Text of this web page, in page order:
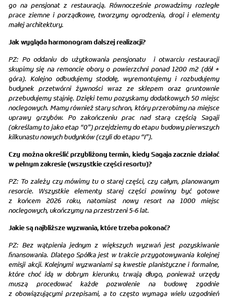
go na pensjonat z restauracją. Równocześnie prowadzimy rozległe
prace ziemne i porządkowe, tworzymy ogrodzenia, drogi i elementy
małej architektury.
Jak wygląda harmonogram dalszej realizacji?
PZ: Po oddaniu do użytkowania pensjonatu i otwarciu restauracji
skupimy się na remoncie obory o powierzchni ponad 1200 m2 (dół +
góra). Kolejno odbudujemy stodołę, wyremontujemy i rozbudujemy
budynek przetwórni żywności wraz ze sklepem oraz gruntownie
przebudujemy stajnię. Dzięki temu pozyskamy dodatkowych 50 miejsc
noclegowych. Mamy również stary schron, który przerobimy na miejsce
uprawy grzybów. Po zakończeniu prac nad starą częścią Sagaji
(określamy to jako etap “0”) przejdziemy do etapu budowy pierwszych
kilkunastu nowych budynków (czyli do etapu “I”).
Czy można określić przybliżony termin, kiedy Sagaja zacznie działać
w pełnym zakresie (wszystkie części resortu)?
PZ: To zależy czy mówimy tu o starej części, czy całym, planowanym
resorcie. Wszystkie elementy starej części powinny być gotowe
z końcem 2026 roku, natomiast nowy resort na 1000 miejsc
noclegowych, ukończymy na przestrzeni 5-6 lat.
Jakie są najbliższe wyzwania, które trzeba pokonać?
PZ: Bez wątpienia jednym z większych wyzwań jest pozyskiwanie
finansowania. Dlatego Spółka jest w trakcie przygotowywania kolejnej
emisji akcji. Kolejnymi wyzwaniami są kwestie planistyczne i formalne,
które choć idą w dobrym kierunku, trwają długo, ponieważ urzędy
muszą procedować każde pozwolenie na budowę zgodnie
z obowiązującymi przepisami, a to często wymaga wielu uzgodnień